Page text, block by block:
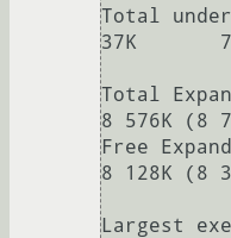
Total
37K
Total
8 576K (8
Free
8 128K (8
Largest